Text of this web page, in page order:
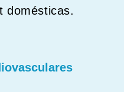
domésticas.